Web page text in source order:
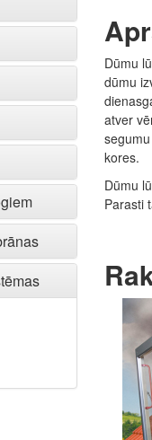
Dūmu
dūmu
atver
kores.
Dūmu
Parasti